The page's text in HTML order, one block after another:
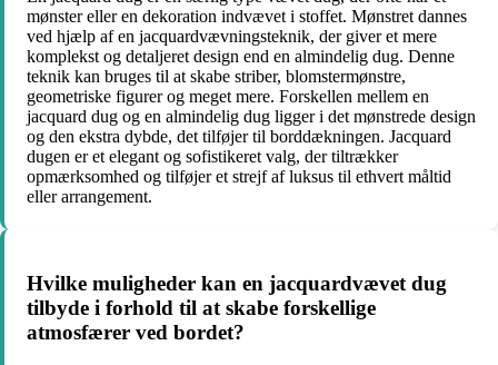
mønster eller en dekoration indvævet i stoffet. Mønstret dannes
ved hjælp af en jacquardvævningsteknik, der giver et mere
komplekst og detaljeret design end en almindelig dug. Denne
teknik kan bruges til at skabe striber, blomstermønstre,
geometriske figurer og meget mere. Forskellen mellem en
jacquard dug og en almindelig dug ligger i det mønstrede design
og den ekstra dybde, det tilføjer til borddækningen. Jacquard
dugen er et elegant og sofistikeret valg, der tiltrækker
opmærksomhed og tilføjer et strejf af luksus til ethvert måltid
eller arrangement.
Hvilke muligheder kan en jacquardvævet dug
tilbyde i forhold til at skabe forskellige
atmosfærer ved bordet?